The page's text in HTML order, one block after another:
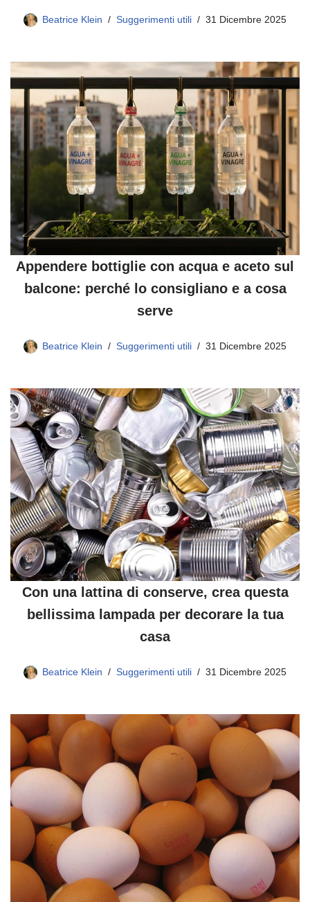
Beatrice Klein Suggerimenti utili 31 Dicembre 2025
Appendere bottiglie con acqua e aceto sul
balcone: perché lo consigliano e a cosa
serve
Beatrice Klein Suggerimenti utili 31 Dicembre 2025
Con una lattina di conserve, crea questa
bellissima lampada per decorare la tua
casa
Beatrice Klein Suggerimenti utili 31 Dicembre 2025